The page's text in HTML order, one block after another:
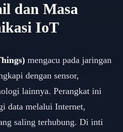
dan Masa
IoT
mengacu pada jaringan
dengan sensor,
lainnya. Perangkat ini
data melalui Internet,
saling terhubung. Di inti